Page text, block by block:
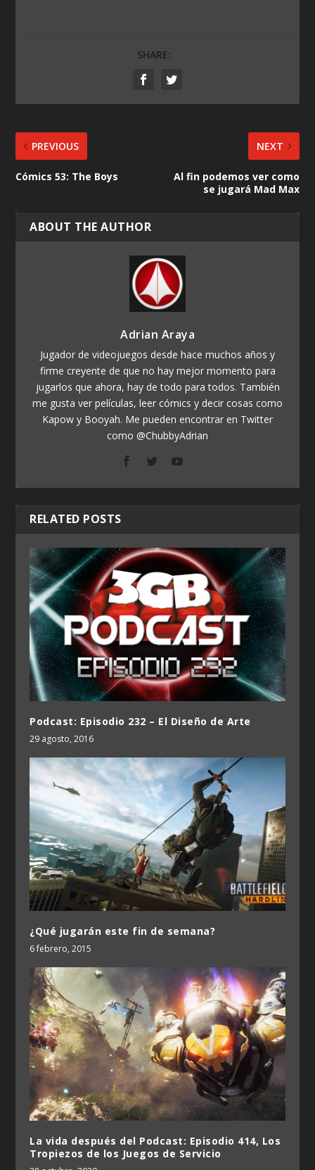
SHARE:
PREVIOUS
Cómics 53: The Boys
NEXT
Al fin podemos ver como
se jugará Mad Max
ABOUT THE AUTHOR
Adrian Araya
Jugador de videojuegos desde hace muchos años y
firme creyente de que no hay mejor momento para
jugarlos que ahora, hay de todo para todos. También
me gusta ver películas, leer cómics y decir cosas como
Kapow y Booyah. Me pueden encontrar en Twitter
como @ChubbyAdrian
RELATED POSTS
Podcast: Episodio 232 – El Diseño de Arte
29 agosto, 2016
¿Qué jugarán este fin de semana?
6 febrero, 2015
La vida después del Podcast: Episodio 414, Los
Tropiezos de los Juegos de Servicio